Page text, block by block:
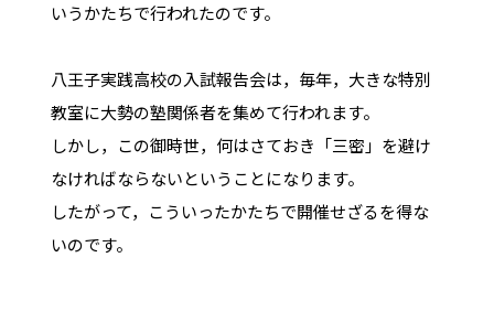
いうかたちで行われたのです。
八王子実践高校の入試報告会は，毎年，大きな特別
教室に大勢の塾関係者を集めて行われます。
しかし，この御時世，何はさておき「三密」を避け
なければならないということになります。
したがって，こういったかたちで開催せざるを得な
いのです。